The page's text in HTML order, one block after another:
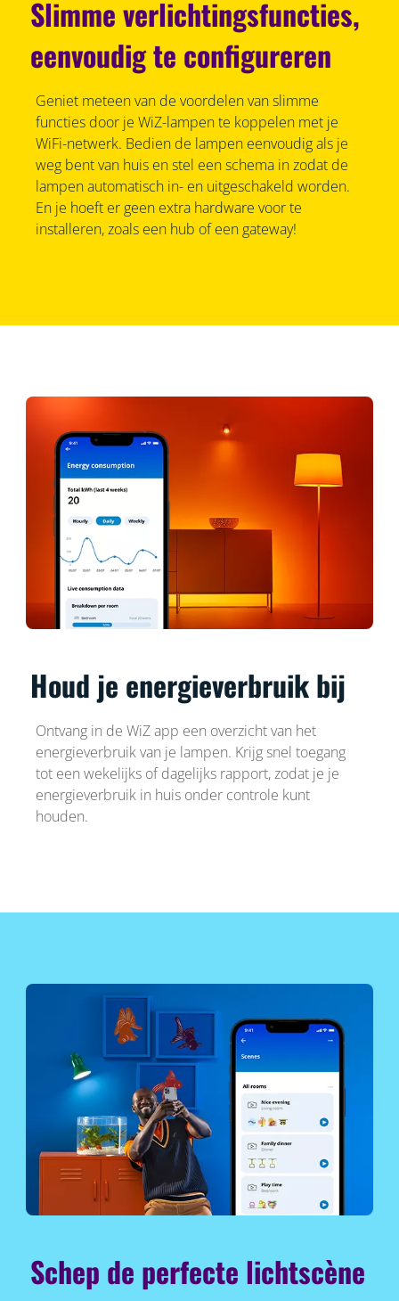
Slimme verlichtingsfuncties,
eenvoudig te configureren
Geniet meteen van de voordelen van slimme
functies door je WiZ-lampen te koppelen met je
WiFi-netwerk. Bedien de lampen eenvoudig als je
weg bent van huis en stel een schema in zodat de
lampen automatisch in- en uitgeschakeld worden.
En je hoeft er geen extra hardware voor te
installeren, zoals een hub of een gateway!
Houd je energieverbruik bij
Ontvang in de WiZ app een overzicht van het
energieverbruik van je lampen. Krijg snel toegang
tot een wekelijks of dagelijks rapport, zodat je je
energieverbruik in huis onder controle kunt
houden.
Schep de perfecte lichtscène